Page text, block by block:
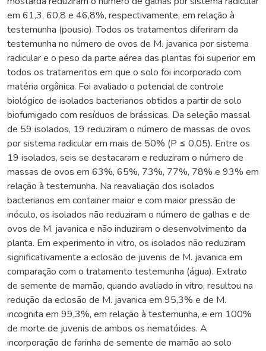
em 61,3, 60,8 e 46,8%, respectivamente, em relação à
testemunha (pousio). Todos os tratamentos diferiram da
testemunha no número de ovos de M. javanica por sistema
radicular e o peso da parte aérea das plantas foi superior em
todos os tratamentos em que o solo foi incorporado com
matéria orgânica. Foi avaliado o potencial de controle
biológico de isolados bacterianos obtidos a partir de solo
biofumigado com resíduos de brássicas. Da seleção massal
de 59 isolados, 19 reduziram o número de massas de ovos
por sistema radicular em mais de 50% (P ≤ 0,05). Entre os
19 isolados, seis se destacaram e reduziram o número de
massas de ovos em 63%, 65%, 73%, 77%, 78% e 93% em
relação à testemunha. Na reavaliação dos isolados
bacterianos em container maior e com maior pressão de
inóculo, os isolados não reduziram o número de galhas e de
ovos de M. javanica e não induziram o desenvolvimento da
planta. Em experimento in vitro, os isolados não reduziram
significativamente a eclosão de juvenis de M. javanica em
comparação com o tratamento testemunha (água). Extrato
de semente de mamão, quando avaliado in vitro, resultou na
redução da eclosão de M. javanica em 95,3% e de M.
incognita em 99,3%, em relação à testemunha, e em 100%
de morte de juvenis de ambos os nematóides. A
incorporação de farinha de semente de mamão ao solo